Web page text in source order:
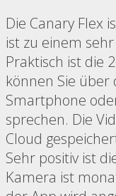
Die Canary Flex
ist zu einem
Praktisch ist die
können Sie über
Smartphone
sprechen. Die
Cloud
Sehr positiv ist
Kamera ist